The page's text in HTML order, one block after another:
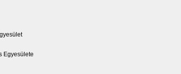
Egyesülete